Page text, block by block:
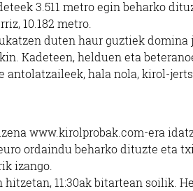
3.511 metro egin beharko
10.182 metro.
duten haur guztiek domina
Kadeteen, helduen eta
hala nola, kirol-
www.kirolprobak.com-era
ordaindu beharko dituzte eta
izango.
11:30ak bitartean soilik.